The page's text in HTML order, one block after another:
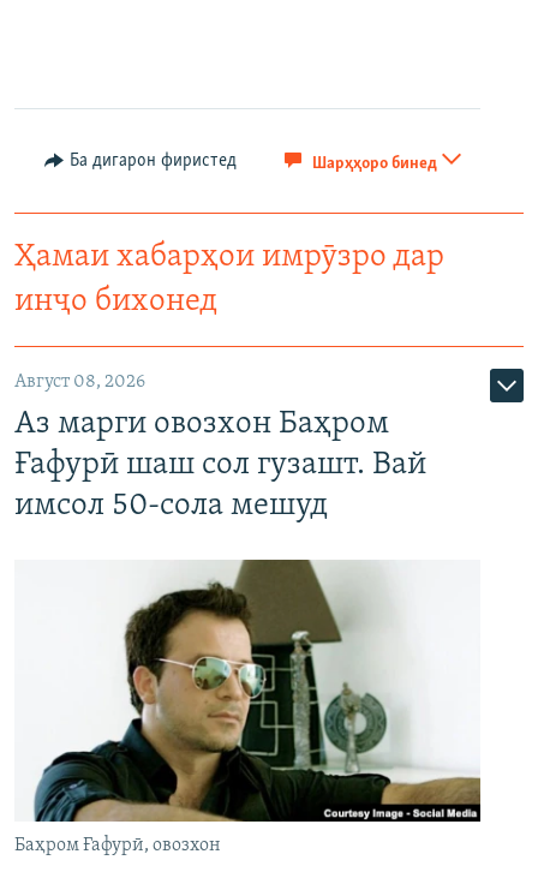
Ба дигарон фиристед Шарҳҳоро бинед
Ҳамаи хабарҳои имрӯзро дар
инҷо бихонед
Август 08, 2026
Аз марги овозхон Баҳром
Ғафурӣ шаш сол гузашт. Вай
имсол 50-сола мешуд
Баҳром Ғафурӣ, овозхон